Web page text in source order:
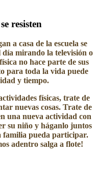
resisten
a casa de la escuela se
día mirando la televisión o
no hace parte de sus
para toda la vida puede
y tiempo.
físicas, trate de
nuevas cosas. Trate de
una nueva actividad con
su niño y háganlo juntos
familia pueda participar.
adentro salga a flote!